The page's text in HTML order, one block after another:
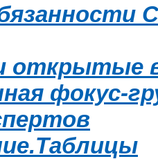
открытые
фокус-